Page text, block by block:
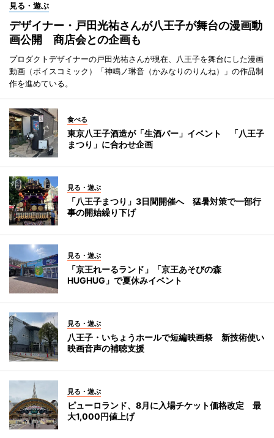
見る・遊ぶ
デザイナー・戸田光祐さんが八王子が舞台の漫画動
画公開 商店会との企画も
プロダクトデザイナーの戸田光祐さんが現在、八王子を舞台にした漫画
動画（ボイスコミック）「神鳴ノ琳音（かみなりのりんね）」の作品制
作を進めている。
食べる
東京八王子酒造が「生酒バー」イベント 「八王子
まつり」に合わせ企画
見る・遊ぶ
「八王子まつり」3日間開催へ 猛暑対策で一部行
事の開始繰り下げ
見る・遊ぶ
「京王れーるランド」「京王あそびの森
HUGHUG」で夏休みイベント
見る・遊ぶ
八王子・いちょうホールで短編映画祭 新技術使い
映画音声の補聴支援
見る・遊ぶ
ピューロランド、8月に入場チケット価格改定 最
大1,000円値上げ